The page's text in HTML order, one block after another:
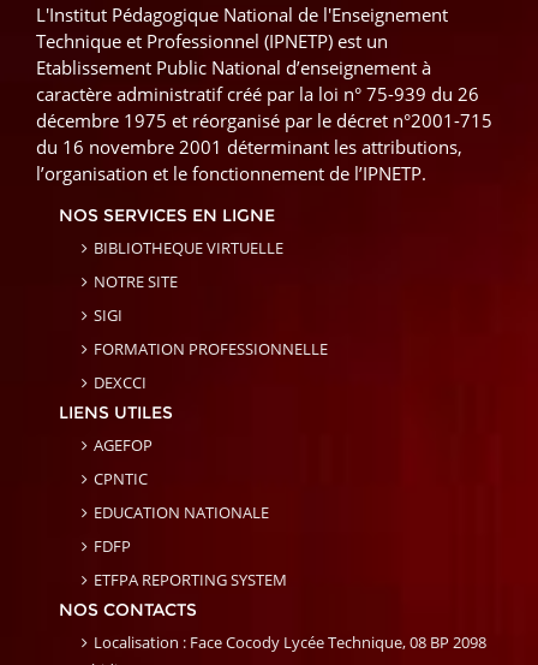
L'Institut Pédagogique National de l'Enseignement
Technique et Professionnel (IPNETP) est un
Etablissement Public National d’enseignement à
caractère administratif créé par la loi n° 75-939 du 26
décembre 1975 et réorganisé par le décret n°2001-715
du 16 novembre 2001 déterminant les attributions,
l’organisation et le fonctionnement de l’IPNETP.
NOS SERVICES EN LIGNE
BIBLIOTHEQUE VIRTUELLE
NOTRE SITE
SIGI
FORMATION PROFESSIONNELLE
DEXCCI
LIENS UTILES
AGEFOP
CPNTIC
EDUCATION NATIONALE
FDFP
ETFPA REPORTING SYSTEM
NOS CONTACTS
Localisation : Face Cocody Lycée Technique, 08 BP 2098